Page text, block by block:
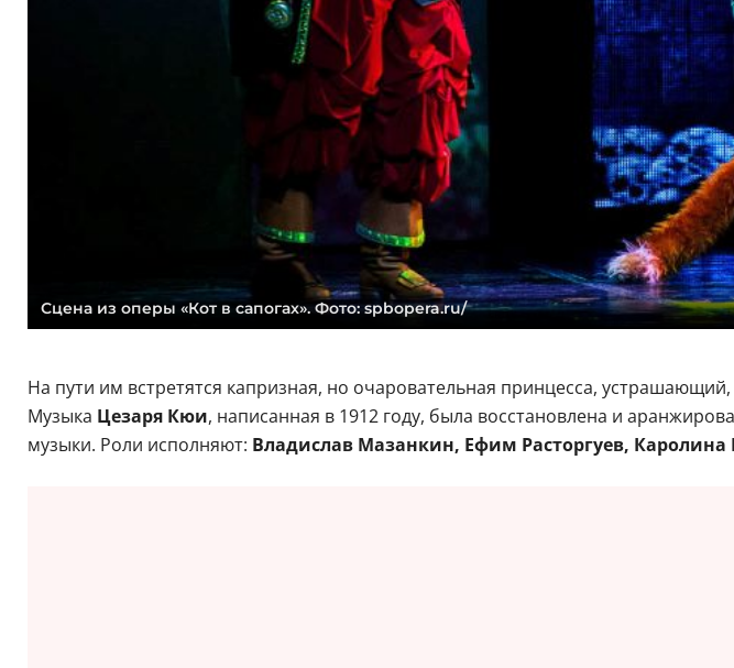
Сцена из оперы «Кот в сапогах». Фото: spbopera.ru/
На пути им встретятся капризная, но очаровательная принцесса,
Музыка Цезаря Кюи, написанная в 1912 году, была восстановлена и
музыки. Роли исполняют: Владислав Мазанкин, Ефим Расторгуев,